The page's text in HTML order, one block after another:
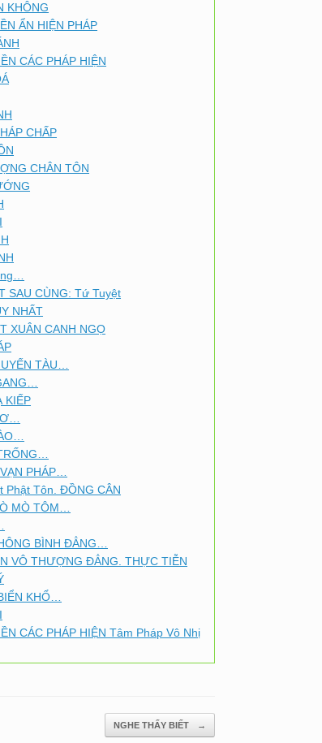
KHÔNG
ẨN HIỆN PHÁP
CÁC PHÁP HIỆN
CHẤP
CHÂN TÔN
SAU CÙNG: Tứ Tuyệt
NHẤT
XUÂN CANH NGỌ
TÀU…
KIẾP
PHÁP…
Phật Tôn. ĐỒNG CÂN
MÒ TÔM…
BÌNH ĐẲNG…
VÔ THƯỢNG ĐẲNG. THỰC TIỄN
KHỔ…
CÁC PHÁP HIỆN Tâm Pháp Vô Nhị
NGHE THẤY BIẾT →